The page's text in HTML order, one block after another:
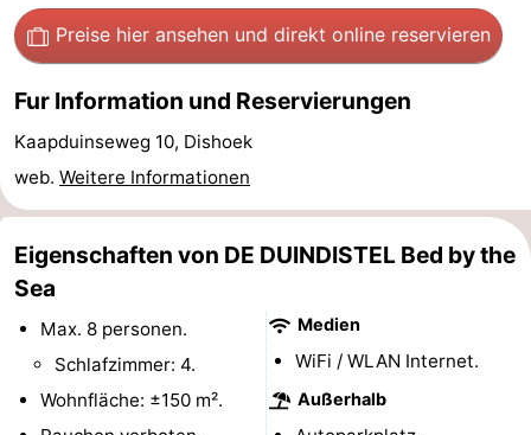
Klein
Dishoek
Duinzicht
-
Galgewei
-
Meerpaal
Noordzee
Resort
Vlissingen
-
Noordzee
Résidence
Dishoek
-
Strandcamping
Valkenisse
Strandpark
Zeeland
Vebenabos
Preise hier ansehen und direkt online reservieren
Fur Information und Reservierungen
Kaapduinseweg 10, Dishoek
web. Weitere Informationen
Eigenschaften von DE DUINDISTEL Bed by the
Sea
Max. 8 personen.
Schlafzimmer: 4.
Wohnfläche: ±150 m².
Medien
WiFi / WLAN Internet.
Außerhalb